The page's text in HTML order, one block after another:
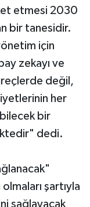
etmesi 2030
bir tanesidir.
için
zekayı ve
değil,
her
bir
dedi.
şartıyla
sağlayacak